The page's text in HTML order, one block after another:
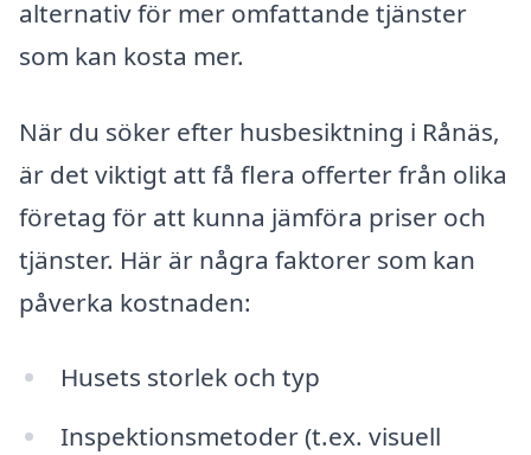
alternativ för mer omfattande tjänster
som kan kosta mer.
När du söker efter husbesiktning i Rånäs,
är det viktigt att få flera offerter från olika
företag för att kunna jämföra priser och
tjänster. Här är några faktorer som kan
påverka kostnaden:
Husets storlek och typ
Inspektionsmetoder (t.ex. visuell